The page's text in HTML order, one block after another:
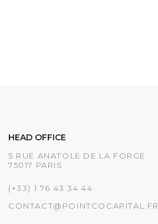
HEAD OFFICE
5 RUE ANATOLE DE LA FORGE
75017 PARIS
(+33) 1 76 43 34 44
CONTACT@POINTCOCAPITAL.FR